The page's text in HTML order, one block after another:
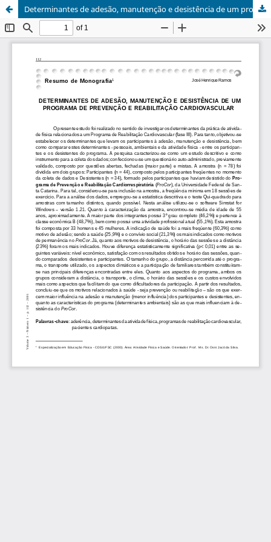
Determinantes de adesão, manutenção e desistência de um programa de prevenção e reabilitação cardiovascular